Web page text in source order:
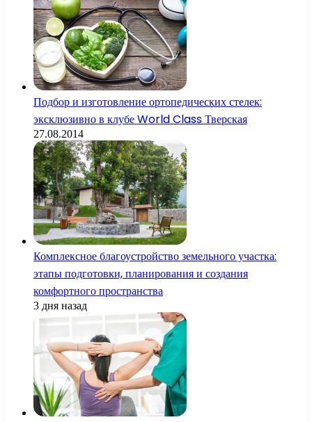
Подбор и изготовление ортопедических стелек:
эксклюзивно в клубе World Class Тверская
27.08.2014
Комплексное благоустройство земельного участка:
этапы подготовки, планирования и создания
комфортного пространства
3 дня назад